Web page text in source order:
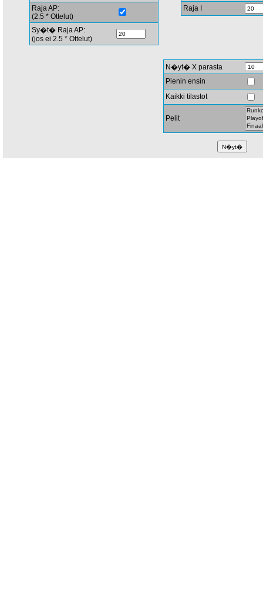
Raja AP:
(2.5 * Ottelut)
Sy�t� Raja AP:
(jos ei 2.5 * Ottelut)
Raja I
N�yt� X parasta
Pienin ensin
Kaikki tilastot
Pelit